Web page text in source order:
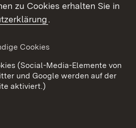
Datenschutz
Barrierefreiheit
Cookies
zu Cookies erhalten Sie in
.
Cookies
(Social-Media-Elemente von
und Google werden auf der
aktiviert.)